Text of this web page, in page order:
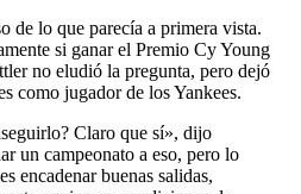
de lo que parecía a primera vista.
si ganar el Premio Cy Young
no eludió la pregunta, pero dejó
como jugador de los Yankees.
Claro que sí», dijo
un campeonato a eso, pero lo
encadenar buenas salidas,